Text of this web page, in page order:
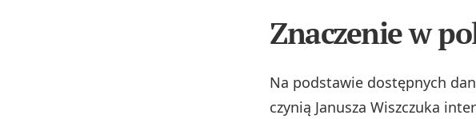
Znaczenie w
Na podstawie dostępnych
czynią Janusza Wiszczuka